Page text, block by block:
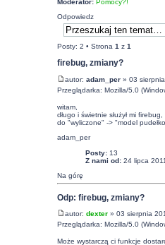
Moderator: Pomocy?!
Odpowiedz
Posty: 2 • Strona 1 z 1
firebug, zmiany?
autor: adam_per» 03
Przeglądarka: Mozilla/5.0
witam,
długo i świetnie służył mi
do "wyliczone" -> "model
adam_per
Posty:13
Z nami od:24 lipca
Na górę
Odp: firebug, zmiany?
autor: dexter» 03 sierpnia
Przeglądarka: Mozilla/5.0
Może wystarczą ci funkcje